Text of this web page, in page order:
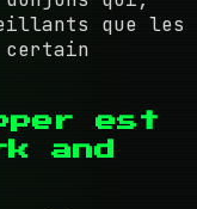
que les
certain
est
and